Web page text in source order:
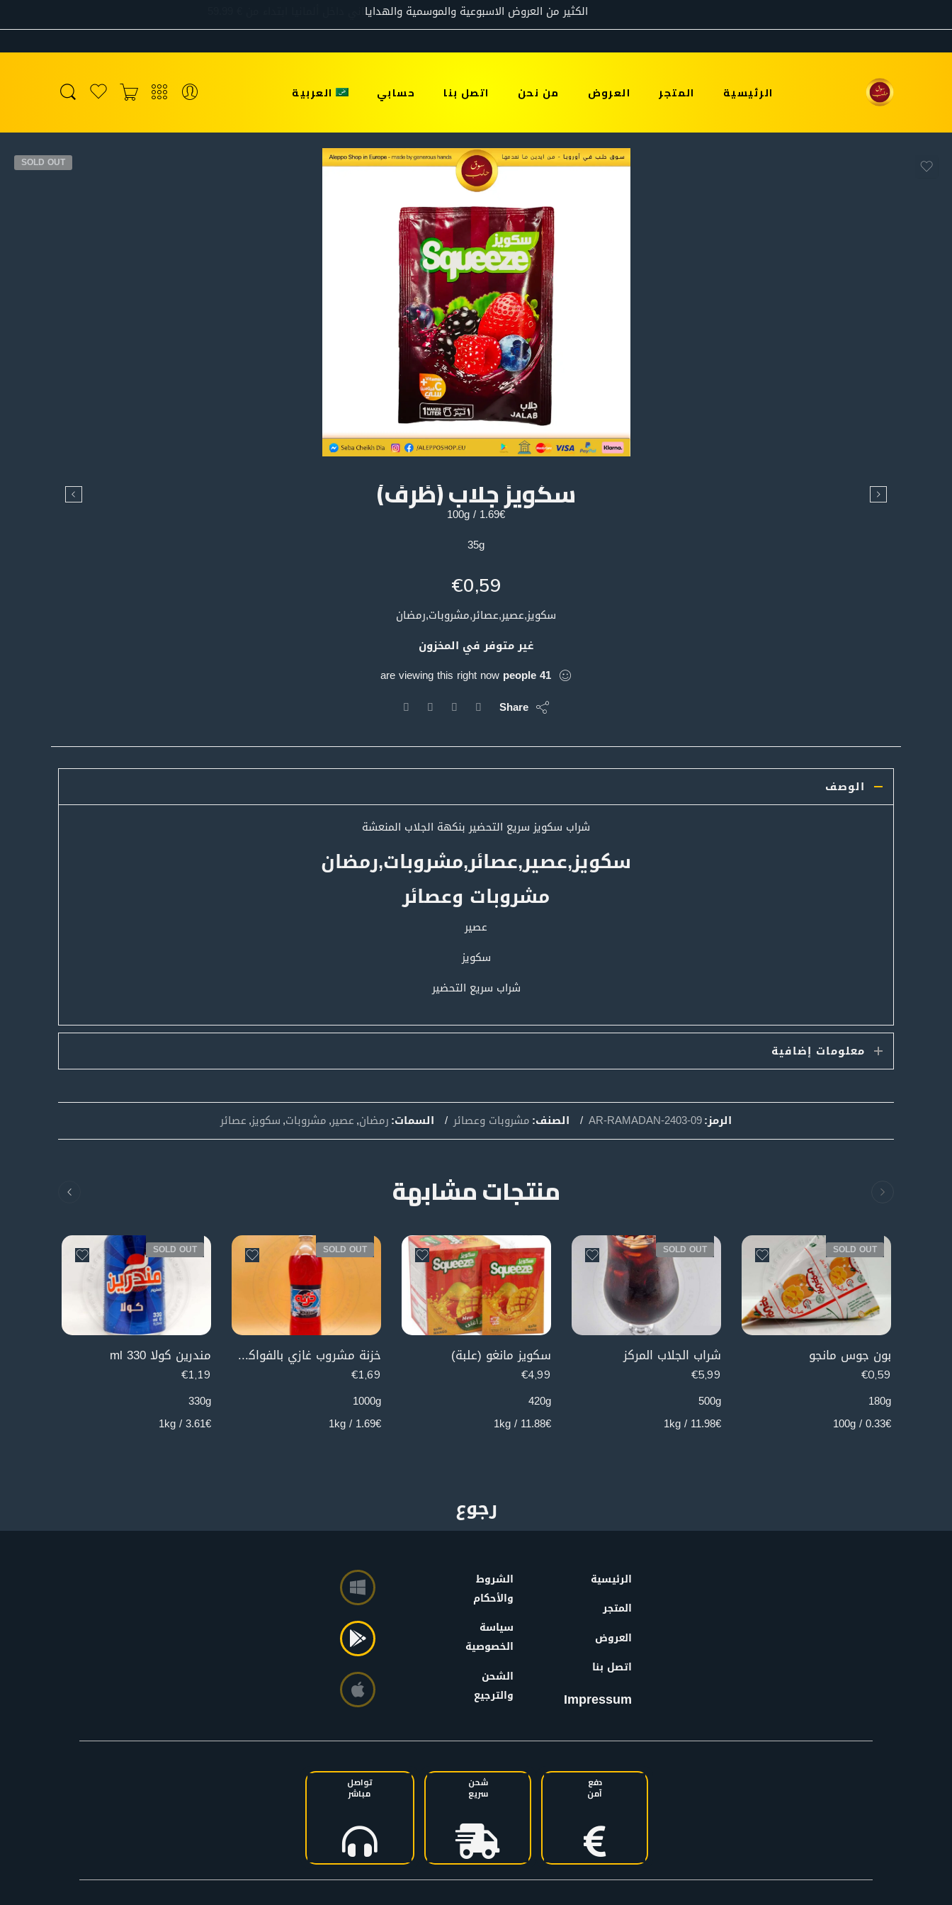
الرئيسية المتجر العروض من نحن اتصل بنا حسابي العربية
SOLD OUT
سكويز جلاب (ظرف)
1.69€ / 100g
35g
€0,59
سكويز,عصير,عصائر,مشروبات,رمضان
غير متوفر في المخزون
41
people
are viewing this right now
Share
الوصف
شراب سكويز سريع التحضير بنكهة الجلاب المنعشة
سكويز,عصير,عصائر,مشروبات,رمضان
مشروبات وعصائر
عصير
سكويز
شراب سريع التحضير
معلومات إضافية
الرمز:AR-RAMADAN-2403-09 الصنف:مشروبات وعصائر السمات:رمضان,عصير,مشروبات,سكويز,عصائر
منتجات مشابهة
SOLD OUT
بون جوس مانجو
€0,59
180g
0.33€ / 100g
SOLD OUT
شراب الجلاب المركز
€5,99
500g
11.98€ / 1kg
سكويز مانغو (علبة)
€4,99
420g
11.88€ / 1kg
SOLD OUT
خزنة مشروب غازي بالفواكة 1 ليتر
€1,69
1000g
1.69€ / 1kg
SOLD OUT
مندرين كولا 330 ml
€1,19
330g
3.61€ / 1kg
الرئيسية
المتجر
العروض
اتصل بنا
Impressum
الشروط
والأحكام
سياسة
الخصوصية
الشحن
والترجيع
دفع
آمن
شحن
سريع
تواصل
مباشر